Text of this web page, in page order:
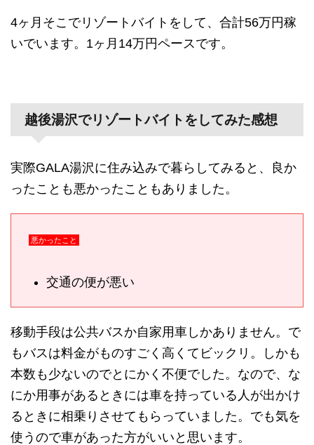
4ヶ月そこでリゾートバイトをして、合計56万円稼
いでいます。1ヶ月14万円ペースです。
越後湯沢でリゾートバイトをしてみた感想
実際GALA湯沢に住み込みで暮らしてみると、良か
ったことも悪かったこともありました。
悪かったこと
交通の便が悪い
移動手段は公共バスか自家用車しかありません。で
もバスは料金がものすごく高くてビックリ。しかも
本数も少ないのでとにかく不便でした。なので、な
にか用事があるときには車を持っている人が出かけ
るときに相乗りさせてもらっていました。でも気を
使うので車があった方がいいと思います。